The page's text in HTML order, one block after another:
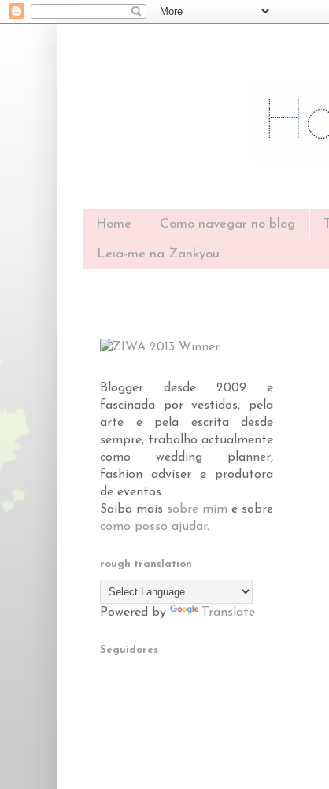
Home Como navegar no blog
Leia-me na Zankyou
Blogger desde 2009 e
fascinada por vestidos, pela
arte e pela escrita desde
sempre, trabalho actualmente
como wedding planner,
fashion adviser e produtora
de eventos.
Saiba mais sobre mim e sobre
como posso ajudar.
rough translation
Powered by Translate
Seguidores